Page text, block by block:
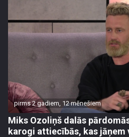
pirms 2 gadiem, 12 mēnešiem
Miks Ozoliņš dalās
karogi attiecībās, kas jāņem